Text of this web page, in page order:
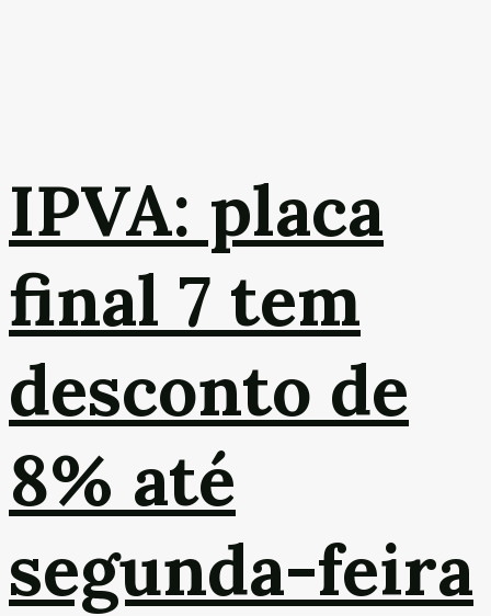
IPVA: placa
final 7 tem
desconto de
8% até
segunda-feira